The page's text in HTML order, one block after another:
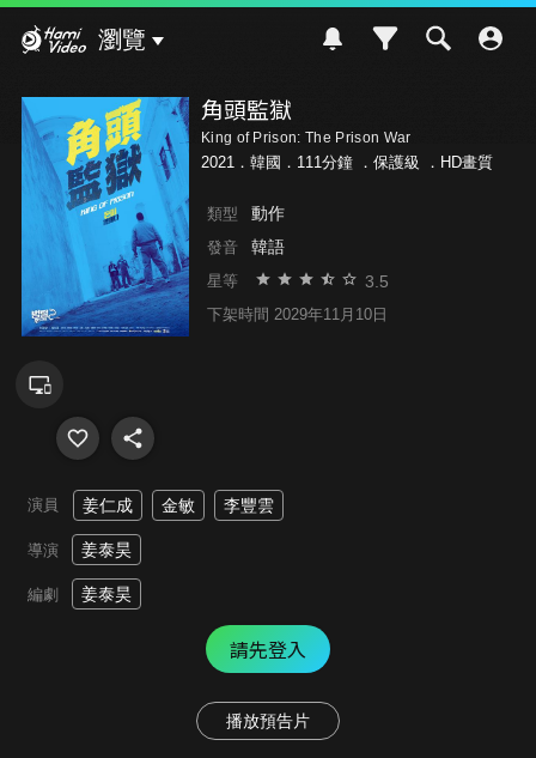
瀏覽
角頭監獄
King of Prison: The Prison War
2021．韓國．111分鐘 ． 保護級 ．HD畫質
類型 動作
發音 韓語
星等 3.5
下架時間 2029年11月10日
演員 姜仁成 金敏 李豐雲
導演 姜泰昊
編劇 姜泰昊
請先登入
播放預告片